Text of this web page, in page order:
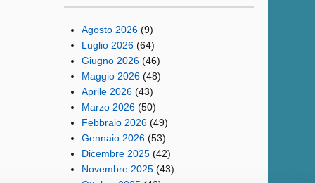
Agosto 2026 (9)
Luglio 2026 (64)
Giugno 2026 (46)
Maggio 2026 (48)
Aprile 2026 (43)
Marzo 2026 (50)
Febbraio 2026 (49)
Gennaio 2026 (53)
Dicembre 2025 (42)
Novembre 2025 (43)